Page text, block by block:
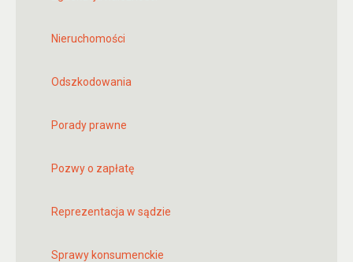
Nieruchomości
Odszkodowania
Porady prawne
Pozwy o zapłatę
Reprezentacja w sądzie
Sprawy konsumenckie